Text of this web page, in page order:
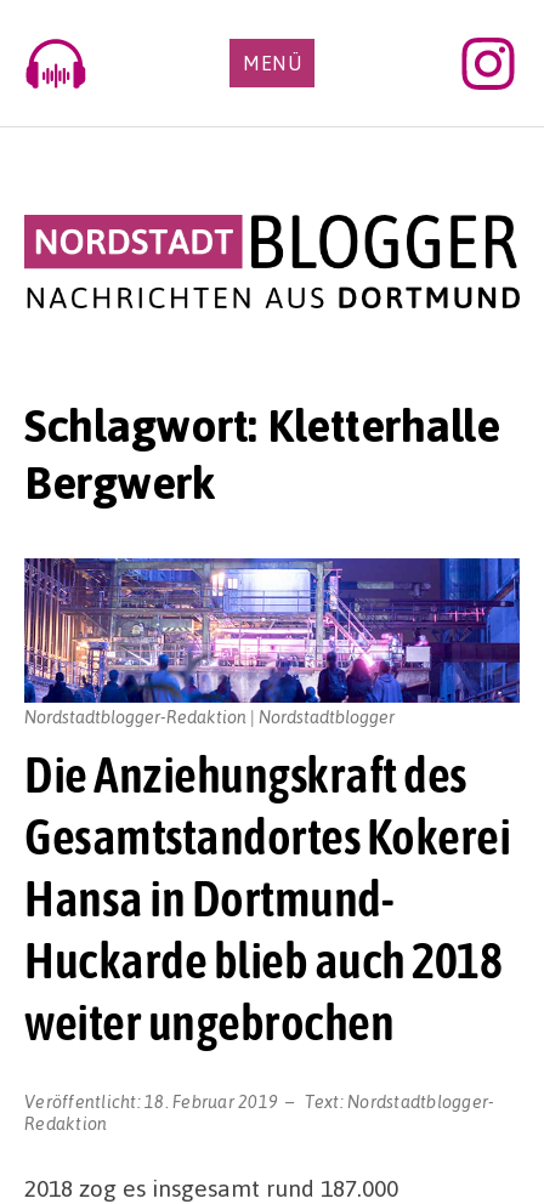
content
MENÜ
Schlagwort: Kletterhalle
Bergwerk
Die Anziehungskraft des
Gesamtstandortes Kokerei
Hansa in Dortmund-
Huckarde blieb auch 2018
weiter ungebrochen
Veröffentlicht: 18. Februar 2019 Text: Nordstadtblogger-
Redaktion
Nordstadtblogger-Redaktion | Nordstadtblogger
2018 zog es insgesamt rund 187.000